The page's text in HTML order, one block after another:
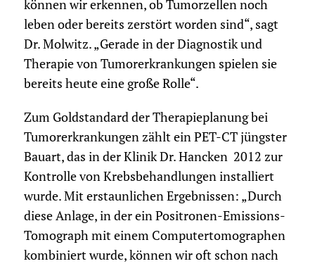
können wir erkennen, ob Tumorzellen noch
leben oder bereits zerstört worden sind“, sagt
Dr. Molwitz. „Gerade in der Diagnostik und
Therapie von Tumorerkrankungen spielen sie
bereits heute eine große Rolle“.
Zum Goldstandard der Therapieplanung bei
Tumorerkrankungen zählt ein PET-CT jüngster
Bauart, das in der Klinik Dr. Hancken 2012 zur
Kontrolle von Krebsbehandlungen installiert
wurde. Mit erstaunlichen Ergebnissen: „Durch
diese Anlage, in der ein Positronen-Emissions-
Tomograph mit einem Computertomographen
kombiniert wurde, können wir oft schon nach